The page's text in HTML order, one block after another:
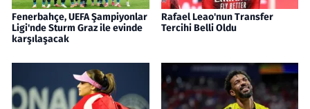
Fenerbahçe, UEFA Şampiyonlar
Ligi'nde Sturm Graz ile evinde
karşılaşacak
Rafael Leao'nun Transfer
Tercihi Belli Oldu